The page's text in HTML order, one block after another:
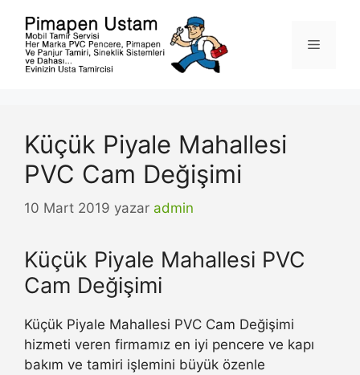
Menü
Küçük Piyale Mahallesi
PVC Cam Değişimi
10 Mart 2019 yazar admin
Küçük Piyale Mahallesi PVC
Cam Değişimi
Küçük Piyale Mahallesi PVC Cam Değişimi
hizmeti veren firmamız en iyi pencere ve kapı
bakım ve tamiri işlemini büyük özenle